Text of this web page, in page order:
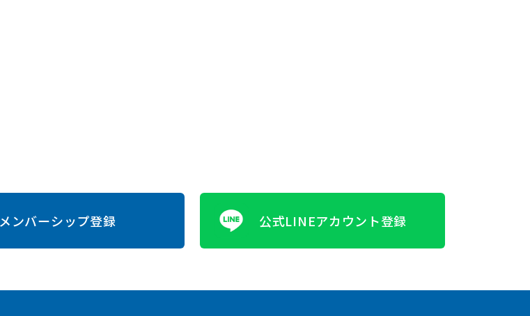
メンバーシップ登録 公式LINEアカウント登録